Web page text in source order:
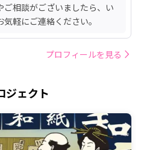
ご相談がございましたら、い
気軽にご連絡ください。
プロフィールを見る
ジェクト